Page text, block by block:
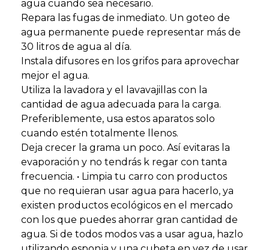
agua cuando sea necesario.
Repara las fugas de inmediato. Un goteo de
agua permanente puede representar más de
30 litros de agua al día.
Instala difusores en los grifos para aprovechar
mejor el agua.
Utiliza la lavadora y el lavavajillas con la
cantidad de agua adecuada para la carga.
Preferiblemente, usa estos aparatos solo
cuando estén totalmente llenos.
Deja crecer la grama un poco. Así evitaras la
evaporación y no tendrás k regar con tanta
frecuencia. • Limpia tu carro con productos
que no requieran usar agua para hacerlo, ya
existen productos ecológicos en el mercado
con los que puedes ahorrar gran cantidad de
agua. Si de todos modos vas a usar agua, hazlo